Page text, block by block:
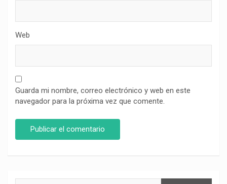
Web
Guarda mi nombre, correo electrónico y web en este
navegador para la próxima vez que comente.